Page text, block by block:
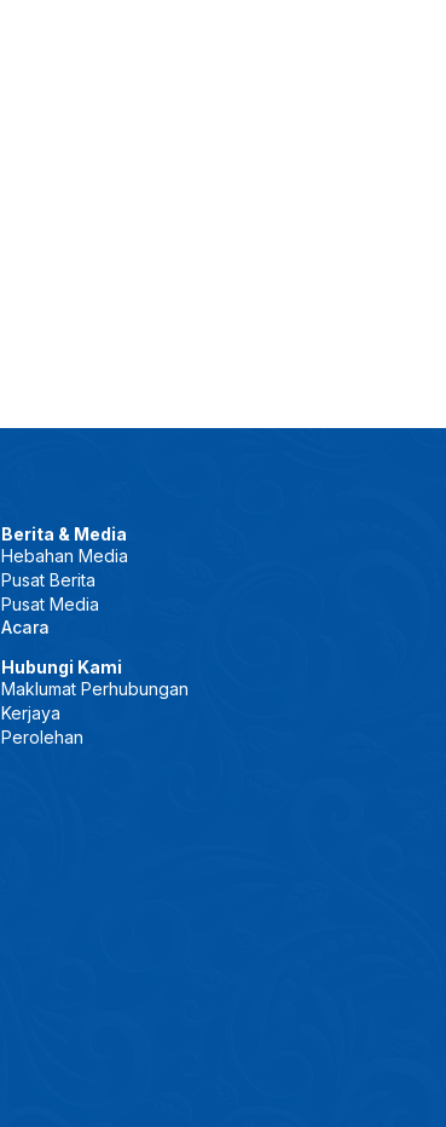
Berita & Media
Hebahan Media
Pusat Berita
Pusat Media
Acara
Hubungi Kami
Maklumat Perhubungan
Kerjaya
Perolehan